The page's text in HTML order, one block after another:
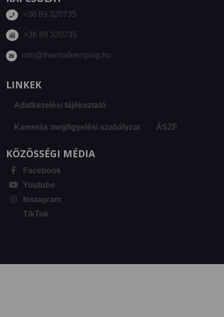
+36 89 320735
+36 89 320735
info@thermalkemping.hu
LINKEK
Adatkezelési tájékoztató
Kamerás megfigyelési szabályzat ÁSZF
KÖZÖSSÉGI MÉDIA
Facebook
Youtube
Instagram
TikTok